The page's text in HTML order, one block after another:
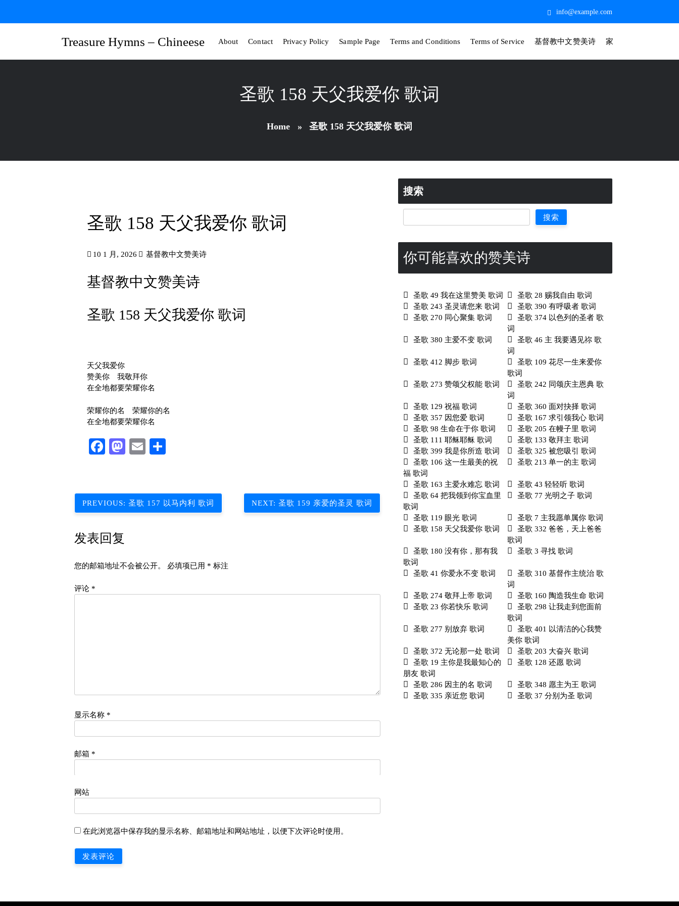
info@example.com
Treasure Hymns – Chineese About Contact Privacy Policy Sample Page Terms and Conditions Terms of Service 基督教中文赞美诗 家
圣歌 158 天父我爱你 歌词
Home » 圣歌 158 天父我爱你 歌词
圣歌 158 天父我爱你 歌词
10 1 月, 2026 基督教中文赞美诗
基督教中文赞美诗
圣歌 158 天父我爱你 歌词
天父我爱你
赞美你 我敬拜你
在全地都要荣耀你名
荣耀你的名 荣耀你的名
在全地都要荣耀你名
Facebook
Mastodon
Email
文
导
航
PREVIOUS: 圣歌 157 以马内利 歌词 NEXT: 圣歌 159 亲爱的圣灵 歌词
发表回复
您的邮箱地址不会被公开。 必填项已用 * 标注
评论 *
显示名称 *
邮箱 *
网站
在此浏览器中保存我的显示名称、邮箱地址和网站地址，以便下次评论时使用。
搜索
搜索
你可能喜欢的赞美诗
圣歌 49 我在这里赞美 歌词
圣歌 28 赐我自由 歌词
圣歌 243 圣灵请您来 歌词
圣歌 390 有呼吸者 歌词
圣歌 270 同心聚集 歌词
圣歌 374 以色列的圣者 歌
词
圣歌 380 主爱不变 歌词
圣歌 46 主 我要遇见祢 歌
词
圣歌 412 脚步 歌词
圣歌 109 花尽一生来爱你
歌词
圣歌 273 赞颂父权能 歌词
圣歌 242 同颂庆主恩典 歌
词
圣歌 129 祝福 歌词
圣歌 360 面对抉择 歌词
圣歌 357 因您爱 歌词
圣歌 167 求引领我心 歌词
圣歌 98 生命在于你 歌词
圣歌 205 在幔子里 歌词
圣歌 111 耶稣耶稣 歌词
圣歌 133 敬拜主 歌词
圣歌 399 我是你所造 歌词
圣歌 325 被您吸引 歌词
圣歌 106 这一生最美的祝
福 歌词
圣歌 213 单一的主 歌词
圣歌 163 主爱永难忘 歌词
圣歌 43 轻轻听 歌词
圣歌 64 把我领到你宝血里
歌词
圣歌 77 光明之子 歌词
圣歌 119 眼光 歌词
圣歌 7 主我愿单属你 歌词
圣歌 158 天父我爱你 歌词
圣歌 332 爸爸，天上爸爸
歌词
圣歌 180 没有你，那有我
歌词
圣歌 3 寻找 歌词
圣歌 41 你爱永不变 歌词
圣歌 310 基督作主统治 歌
词
圣歌 274 敬拜上帝 歌词
圣歌 160 陶造我生命 歌词
圣歌 23 你若快乐 歌词
圣歌 298 让我走到您面前
歌词
圣歌 277 别放弃 歌词
圣歌 401 以清洁的心我赞
美你 歌词
圣歌 372 无论那一处 歌词
圣歌 203 大奋兴 歌词
圣歌 19 主你是我最知心的
朋友 歌词
圣歌 128 还愿 歌词
圣歌 286 因主的名 歌词
圣歌 348 愿主为王 歌词
圣歌 335 亲近您 歌词
圣歌 37 分别为圣 歌词